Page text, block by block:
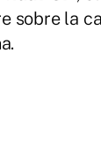
sobre la